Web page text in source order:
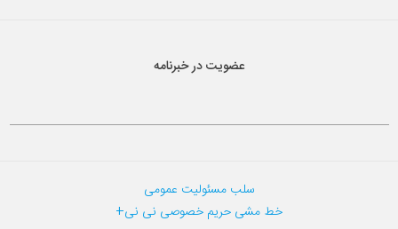
عضویت در خبرنامه
سلب مسئولیت عمومی
خط مشی حریم خصوصی نی نی+